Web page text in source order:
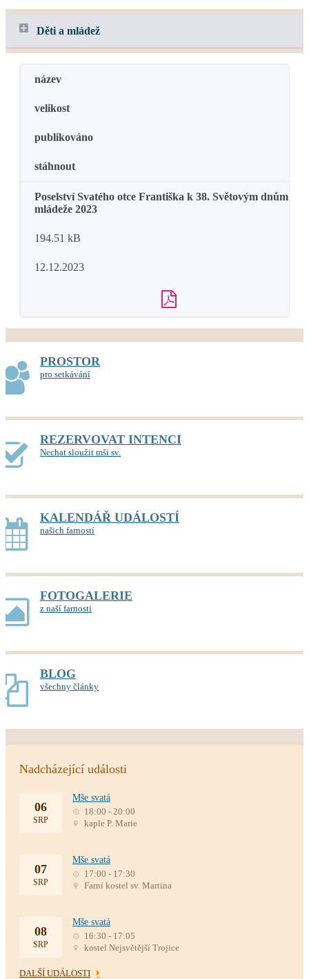
Děti a mládež
název
velikost
publikováno
stáhnout
Poselství Svatého otce Františka k 38. Světovým dnům
mládeže 2023
194.51 kB
12.12.2023
PROSTOR
pro setkávání
REZERVOVAT INTENCI
Nechat sloužit mši sv.
KALENDÁŘ UDÁLOSTÍ
našich farností
FOTOGALERIE
z naší farnosti
BLOG
všechny články
Nadcházející události
06
SRP
Mše svatá
18:00 - 20:00
kaple P. Marie
07
SRP
Mše svatá
17:00 - 17:30
Farní kostel sv. Martina
08
SRP
Mše svatá
16:30 - 17:05
kostel Nejsvětější Trojice
DALŠÍ UDÁLOSTI